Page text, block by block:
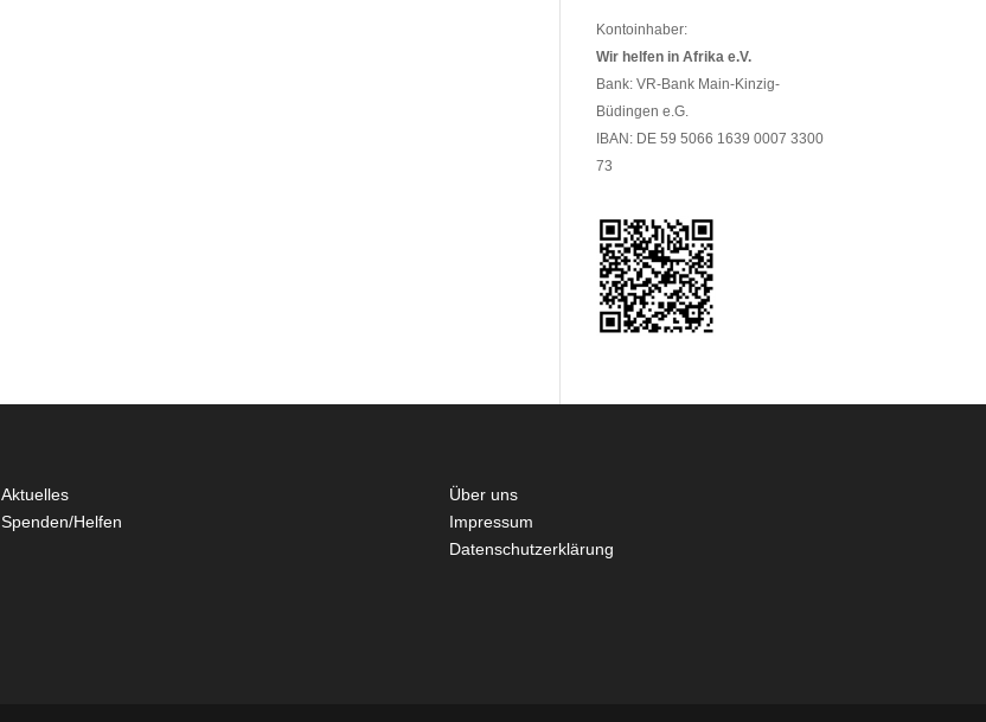
Kontoinhaber:
Wir helfen in Afrika e.V.
Bank: VR-Bank Main-Kinzig-
Büdingen e.G.
IBAN: DE 59 5066 1639 0007 3300
73
Aktuelles
Spenden/Helfen
Über uns
Impressum
Datenschutzerklärung